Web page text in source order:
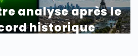
analyse après le
historique